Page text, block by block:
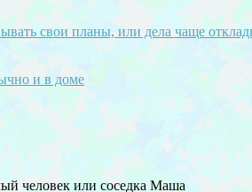
свои планы, или дела чаще
и в доме
человек или соседка Маша